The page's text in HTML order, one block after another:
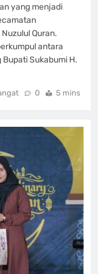
yang menjadi
Quran.
antara
Sukabumi H.
0 5 mins